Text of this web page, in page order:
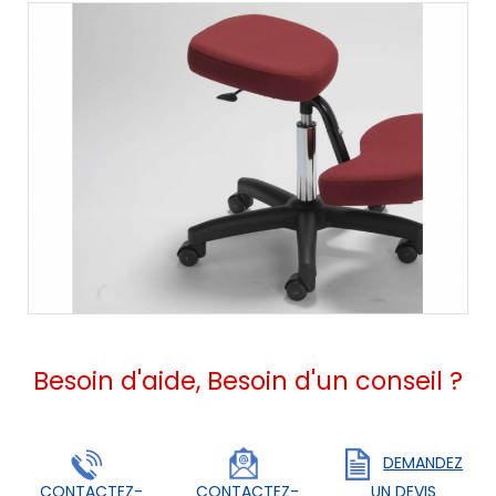
Besoin d'aide, Besoin d'un conseil ?
CONTACTEZ- CONTACTEZ-
DEMANDEZ
UN DEVIS